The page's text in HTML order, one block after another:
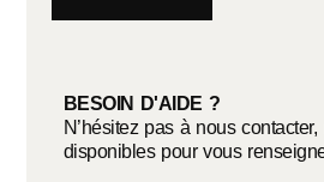
BESOIN D'AIDE ?
N’hésitez pas à nous
disponibles pour vous